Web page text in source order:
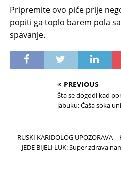
Pripremite ovo piće prije
popiti ga toplo barem pola
spavanje.
PREVIOUS
Šta se dogodi kad
jabuku: Čaša soka
RUSKI KARIDOLOG UPOZORAVA –
JEDE BIJELI LUK: Super zdrava